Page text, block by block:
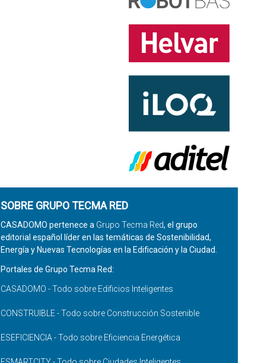
SOBRE GRUPO TECMA RED
CASADOMO pertenece a Grupo Tecma Red, el grupo
editorial español líder en las temáticas de Sostenibilidad,
Energía y Nuevas Tecnologías en la Edificación y la Ciudad.
Portales de Grupo Tecma Red:
CASADOMO - Todo sobre Edificios Inteligentes
CONSTRUIBLE - Todo sobre Construcción Sostenible
ESEFICIENCIA - Todo sobre Eficiencia Energética